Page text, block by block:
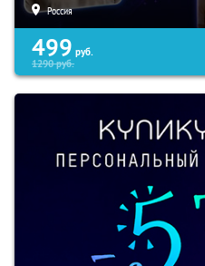
Россия
499 руб.
1290руб.